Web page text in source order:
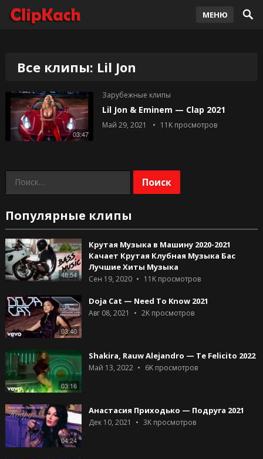
МЕНЮ
Все клипы: Lil Jon
03:47
Зарубежные клипы
Lil Jon & Eminem — Clap 2021
Май 29, 2021 11Kпросмотров
Найти:
Популярные клипы
48:54
Крутая Музыка в Машину 2020-2021
Качает Крутая Клубная Музыка Бас
Лучшие Хиты Музыка
Сен 19, 2020 11Kпросмотров
03:40
Doja Cat — Need To Know 2021
Авг 08, 2021 2Kпросмотров
03:16
Shakira, Rauw Alejandro — Te Felicito 2022
Май 13, 2022 6Kпросмотров
04:24
Анастасия Приходько — Подруга 2021
Дек 10, 2021 3Kпросмотров